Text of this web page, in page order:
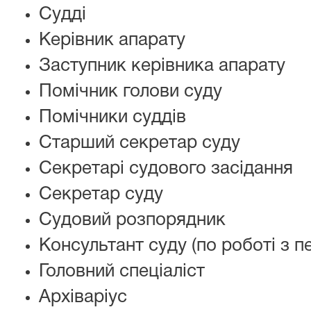
Судді
Керівник апарату
Заступник керівника апарату
Помічник голови суду
Помічники суддів
Старший секретар суду
Секретарі судового засідання
Секретар суду
Судовий розпорядник
Консультант суду (по роботі з
Головний спеціаліст
Архіваріус